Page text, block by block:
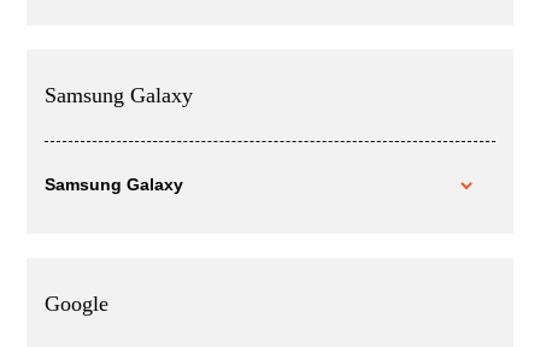
Samsung Galaxy
Samsung Galaxy
Google